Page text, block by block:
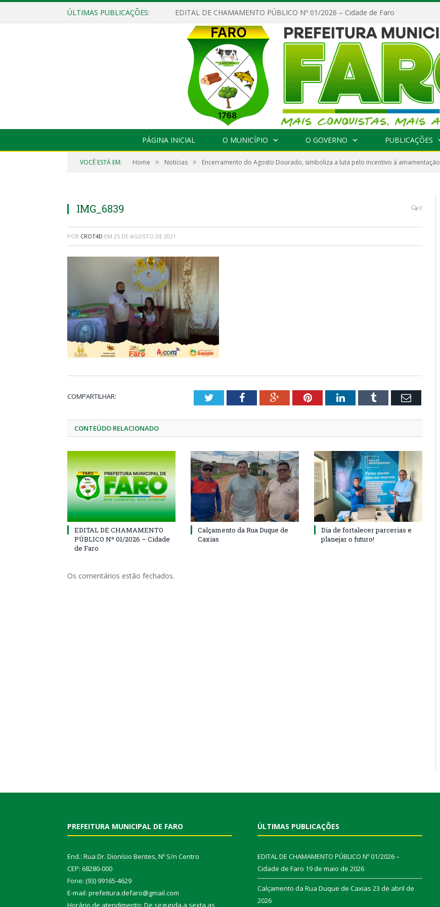
ÚLTIMAS PUBLICAÇÕES: EDITAL DE CHAMAMENTO PÚBLICO Nº 01/2026 – Cidade de Faro
PÁGINA INICIAL O MUNICÍPIO O GOVERNO PUBLICAÇÕES
VOCÊ ESTÁ EM: Home » Notícias » Encerramento do Agosto Dourado, simboliza a luta pelo incentivo à amamentação
IMG_6839 0
POR CROT4D EM 25 DE AGOSTO DE 2021
COMPARTILHAR: TwitterFacebookGoogle+PinterestLinkedInTumblr Email
CONTEÚDO RELACIONADO
EDITAL DE CHAMAMENTO
PÚBLICO Nº 01/2026 – Cidade
de Faro
Calçamento da Rua Duque de
Caxias
Dia de fortalecer parcerias e
planejar o futuro!
Os comentários estão fechados.
PREFEITURA MUNICIPAL DE FARO
End.: Rua Dr. Dionísio Bentes, Nº S/n Centro
CEP: 68280-000
Fone: (93) 99165-4629
E-mail: prefeitura.defaro@gmail.com
Horário de atendimento: De segunda a sexta as
ÚLTIMAS PUBLICAÇÕES
EDITAL DE CHAMAMENTO PÚBLICO Nº 01/2026 –
Cidade de Faro 19 de maio de 2026
Calçamento da Rua Duque de Caxias 23 de abril de
2026